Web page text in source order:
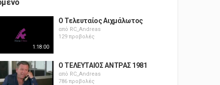
1:18:00
Ο Τελευταίος Αιχμάλωτος
από RC_Andreas
129 προβολές
Ο ΤΕΛΕΥΤΑΙΟΣ ΑΝΤΡΑΣ 1981
από RC_Andreas
786 προβολές